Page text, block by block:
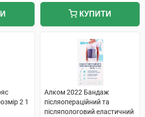
КУПИТИ
2 1
Алком 2022 Бандаж
післяопераційний та
післяпологовий еластичний